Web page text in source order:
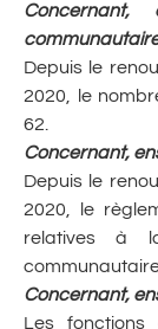
Depuis le
2020, le
62.
Concernant,
Depuis le
2020, le
relatives à
Concernant,
Les